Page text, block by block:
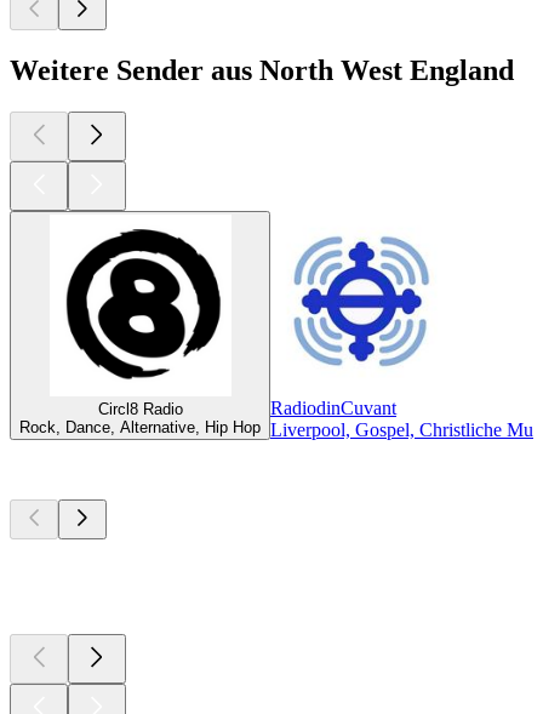
Weitere Sender aus North West England
Circl8 Radio
Rock, Dance, Alternative, Hip Hop
RadiodinCuvant
Liverpool, Gospel, Christliche